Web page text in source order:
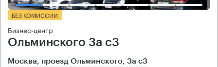
БЕЗ КОМИССИИ
Бизнес-центр
Ольминского 3a c3
Москва, проезд Ольминского, 3a c3